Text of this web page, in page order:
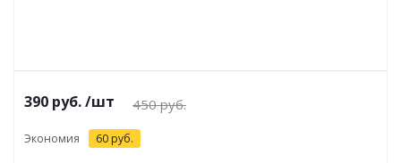
390 руб./шт 450руб.
Экономия 60 руб.